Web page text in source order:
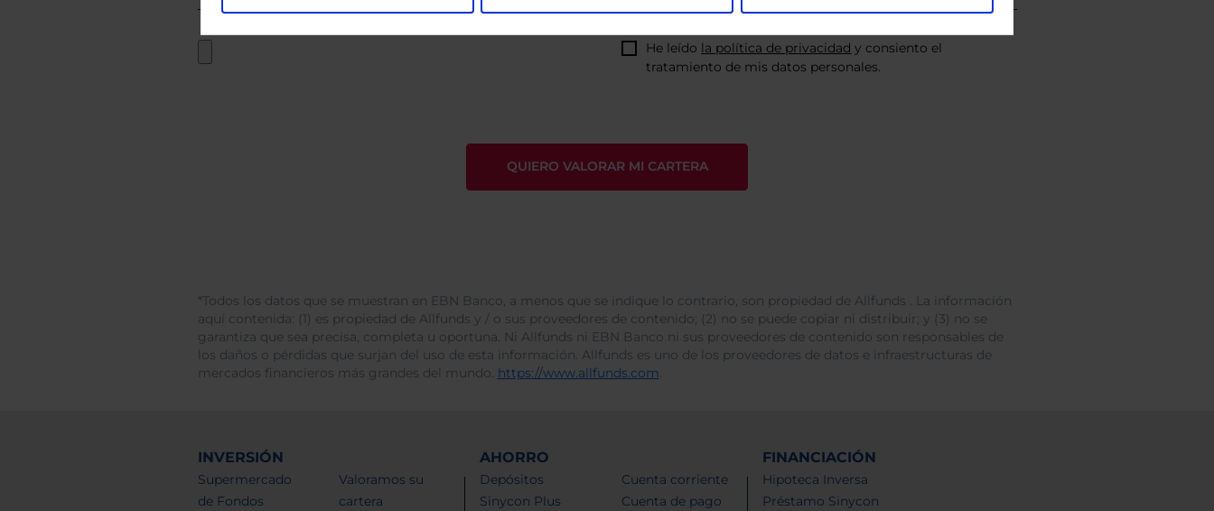
He leído la política de privacidad y consiento el
tratamiento de mis datos personales.
*Todos los datos que se muestran en EBN Banco, a menos que se indique lo contrario, son propiedad de Allfunds . La información
aquí contenida: (1) es propiedad de Allfunds y / o sus proveedores de contenido; (2) no se puede copiar ni distribuir; y (3) no se
garantiza que sea precisa, completa u oportuna. Ni Allfunds ni EBN Banco ni sus proveedores de contenido son responsables de
los daños o pérdidas que surjan del uso de esta información. Allfunds es uno de los proveedores de datos e infraestructuras de
mercados financieros más grandes del mundo. https://www.allfunds.com.
INVERSIÓN
Supermercado
de Fondos
Valoramos su
cartera
AHORRO
Depósitos
Sinycon Plus
Cuenta corriente
Cuenta de pago
FINANCIACIÓN
Hipoteca Inversa
Préstamo Sinycon